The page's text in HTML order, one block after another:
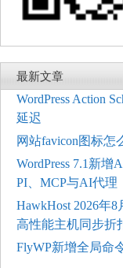
最新文章
WordPress Action
延迟
网站favicon图标
WordPress 7.1新
PI、MCP与AI代理
HawkHost 2026年
高性能主机同步折
FlyWP新增全局命